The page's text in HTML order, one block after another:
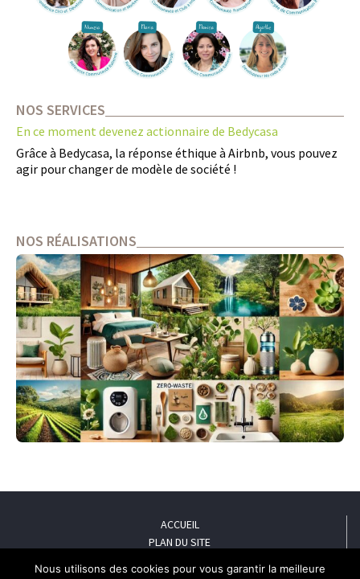
NOS SERVICES
En ce moment devenez actionnaire de Bedycasa
Grâce à Bedycasa, la réponse éthique à Airbnb, vous pouvez
agir pour changer de modèle de société !
NOS RÉALISATIONS
ACCUEIL
PLAN DU SITE
Nous utilisons des cookies pour vous garantir la meilleure